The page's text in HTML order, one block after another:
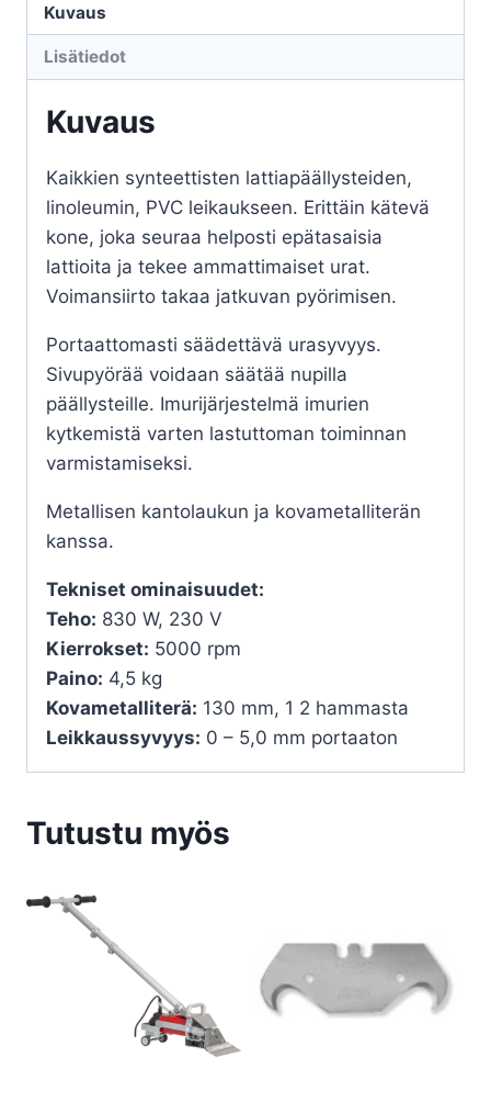
Kuvaus
Lisätiedot
Kuvaus
Kaikkien synteettisten lattiapäällysteiden,
linoleumin, PVC leikaukseen. Erittäin kätevä
kone, joka seuraa helposti epätasaisia
lattioita ja tekee ammattimaiset urat.
Voimansiirto takaa jatkuvan pyörimisen.
Portaattomasti säädettävä urasyvyys.
Sivupyörää voidaan säätää nupilla
päällysteille. Imurijärjestelmä imurien
kytkemistä varten lastuttoman toiminnan
varmistamiseksi.
Metallisen kantolaukun ja kovametalliterän
kanssa.
Tekniset ominaisuudet:
Teho: 830 W, 230 V
Kierrokset: 5000 rpm
Paino: 4,5 kg
Kovametalliterä: 130 mm, 1 2 hammasta
Leikkaussyvyys: 0 – 5,0 mm portaaton
Tutustu myös